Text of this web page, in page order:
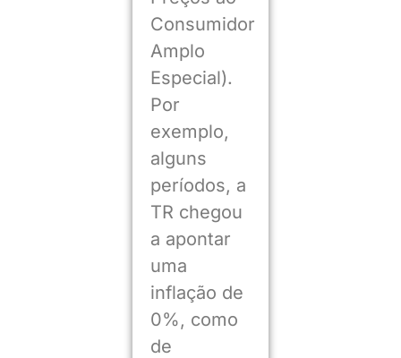
Consumidor
Amplo
Especial).
Por
exemplo,
alguns
períodos, a
TR chegou
a apontar
uma
inflação de
0%, como
de